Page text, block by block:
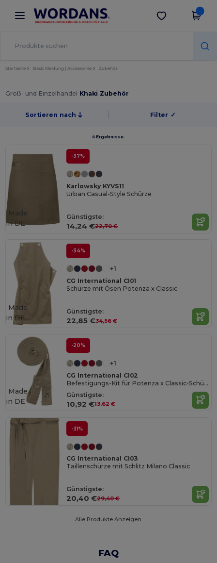
× Wordans App
Bessere Preise in der App!
App holen
Startseite Basic Kleidung | Accessoires Zubehör
Groß- und Einzelhandel Khaki Zubehör
Sortieren nach Filter ✓
4 Ergebnisse.
-37%
Karlowsky KYVS11
Urban Casual-Style Schürze
Günstigste:
14,24 €22,70 €
Made
in DE
-34%
+1
CG International CI01
Schürze mit Ösen Potenza x Classic
Günstigste:
22,85 €34,56 €
Made
in DE
-20%
+1
CG International CI02
Befestigungs-Kit für Potenza x Classic-Schürze
Günstigste:
10,92 €13,62 €
Made
in DE
-31%
CG International CI03
Taillenschürze mit Schlitz Milano Classic
Günstigste:
20,40 €29,40 €
Alle Produkte Anzeigen.
FAQ